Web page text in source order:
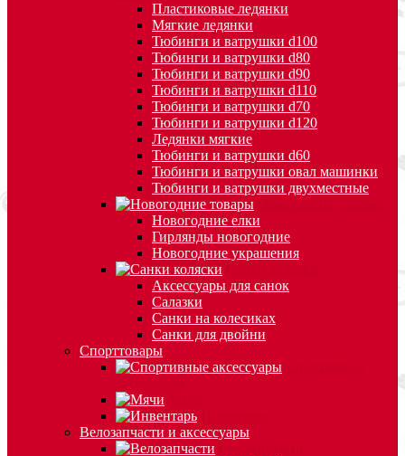
Пластиковые ледянки
Мягкие ледянки
Тюбинги и ватрушки d100
Тюбинги и ватрушки d80
Тюбинги и ватрушки d90
Тюбинги и ватрушки d110
Тюбинги и ватрушки d70
Тюбинги и ватрушки d120
Ледянки мягкие
Тюбинги и ватрушки d60
Тюбинги и ватрушки овал машинки
Тюбинги и ватрушки двухместные
Новогодние елки
Гирлянды новогодние
Новогодние украшения
Аксессуары для санок
Салазки
Санки на колесиках
Санки для двойни
Спорттовары
Велозапчасти и аксессуары